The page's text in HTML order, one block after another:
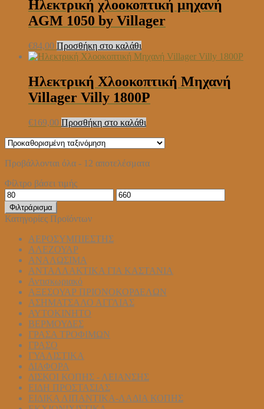
Ηλεκτρική χλοοκοπτική μηχανή
AGM 1050 by Villager
€84,00 Προσθήκη στο καλάθι
Ηλεκτρική Χλοοκοπτική Μηχανή
Villager Villy 1800P
€169,00 Προσθήκη στο καλάθι
Προβάλλονται όλα - 12 αποτελέσματα
Φίλτρο βάσει τιμής
Ελάχιστη
τιμή
Μέγιστη
τιμή
Φιλτράρισμα
Κατηγορίες Προϊόντων
ΑΕΡΟΣΥΜΠΙΕΣΤΗΣ
ΑΛΕΖΟΥΑΡ
ΑΝΑΛΩΣΙΜΑ
ΑΝΤΑΛΛΑΚΤΙΚΑ ΓΙΑ ΚΑΣΤΑΝΙΑ
Αντισκωριακό
ΑΞΕΣΟΥΑΡ ΠΡΙΟΝΟΚΟΡΔΕΛΩΝ
ΑΣΗΜΑΤΣΑΛΟ ΑΓΓΛΙΑΣ
ΑΥΤΟΚΙΝΗΤΟ
ΒΕΡΜΟΥΔΕΣ
ΓΡΑΣΑ ΤΡΟΦΙΜΩΝ
ΓΡΑΣΟ
ΓΥΑΛΙΣΤΙΚΑ
ΔΙΑΦΟΡΑ
ΔΙΣΚΟΙ ΚΟΠΗΣ - ΛΕΙΑΝΣΗΣ
ΕΙΔΗ ΠΡΟΣΤΑΣΙΑΣ
ΕΙΔΙΚΑ ΛΙΠΑΝΤΙΚΑ-ΛΑΔΙΑ ΚΟΠΗΣ